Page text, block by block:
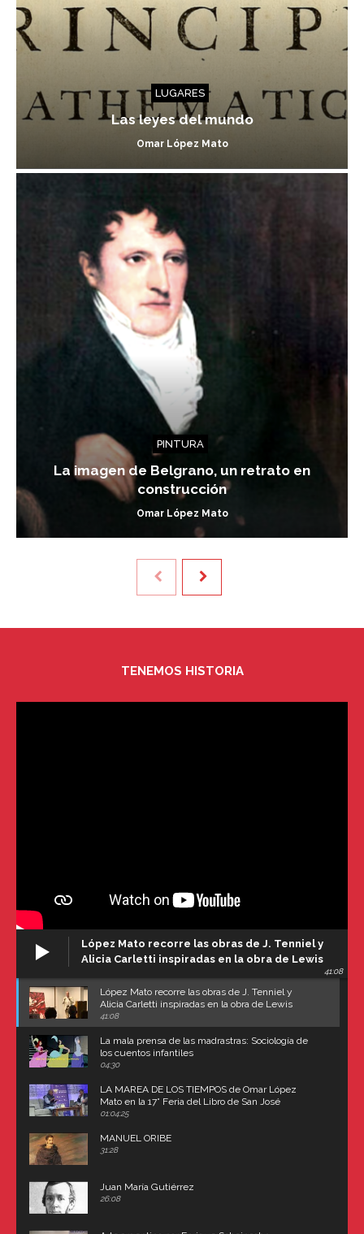
LUGARES
Las leyes del mundo
Omar López Mato
PINTURA
La imagen de Belgrano, un retrato en
construcción
Omar López Mato
TENEMOS HISTORIA
López Mato recorre las obras de J. Tenniel y
Alicia Carletti inspiradas en la obra de Lewis
41:08
López Mato recorre las obras de J. Tenniel y
Alicia Carletti inspiradas en la obra de Lewis
Carroll
41:08
La mala prensa de las madrastras: Sociología de
los cuentos infantiles
04:30
LA MAREA DE LOS TIEMPOS de Omar López
Mato en la 17° Feria del Libro de San José
(Uruguay)
01:04:25
MANUEL ORIBE
31:28
Juan María Gutiérrez
26:08